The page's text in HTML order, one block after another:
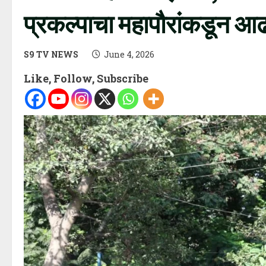
प्रकल्पाचा महापौरांकडून
S9 TV NEWS June 4, 2026
Like, Follow, Subscribe